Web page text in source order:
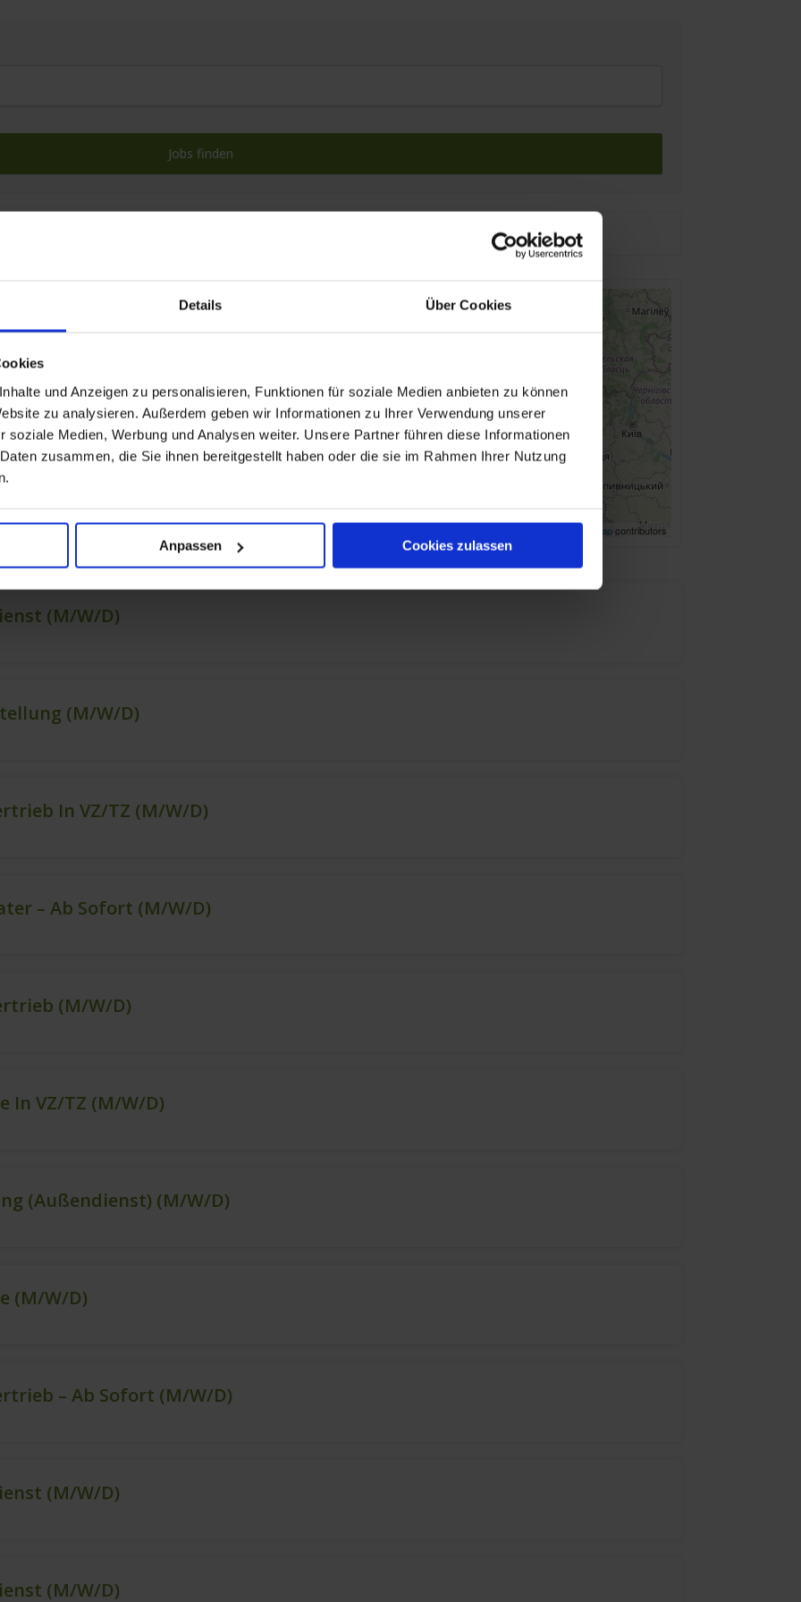
Details Über Cookies
und Anzeigen zu personalisieren, Funktionen für soziale Medien anbieten zu können
zu analysieren. Außerdem geben wir Informationen zu Ihrer Verwendung unserer
soziale Medien, Werbung und Analysen weiter. Unsere Partner führen diese Informationen
zusammen, die Sie ihnen bereitgestellt haben oder die sie im Rahmen Ihrer Nutzung
Anpassen Cookies zulassen
OpenStreetMapcontributors
(m/w/d)
(m/w/d)
In VZ/TZ (m/w/d)
– Ab Sofort (m/w/d)
(m/w/d)
In VZ/TZ (m/w/d)
(Außendienst) (m/w/d)
(m/w/d)
– Ab Sofort (m/w/d)
(m/w/d)
(m/w/d)